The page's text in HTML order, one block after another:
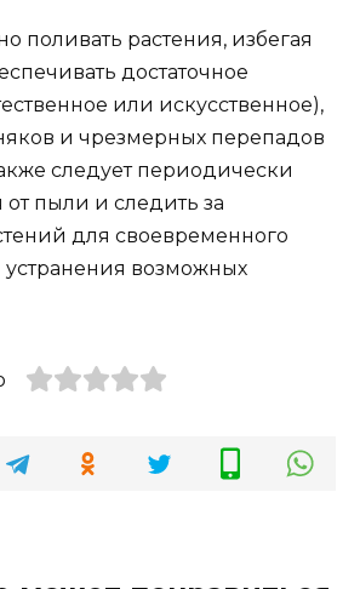
поливать растения, избегая
достаточное
или искусственное),
и чрезмерных перепадов
следует периодически
от пыли и следить за
для своевременного
возможных